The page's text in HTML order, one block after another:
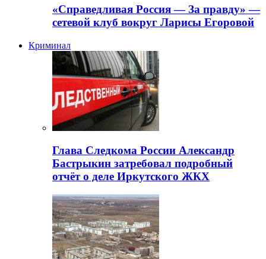
«Справедливая Россия — За правду» —
сетевой клуб вокруг Ларисы Егоровой
Криминал
Глава Следкома России Александр
Бастрыкин затребовал подробный
отчёт о деле Иркутского ЖКХ